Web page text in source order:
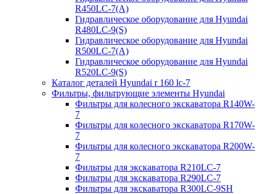
R450LC-7(A)
Гидравлическое оборудование для Hyundai
R480LC-9(S)
Гидравлическое оборудование для Hyundai
R500LC-7(A)
Гидравлическое оборудование для Hyundai
R520LC-9(S)
Каталог деталей Hyundai r 160 lc-7
Фильтры, фильтрующие элементы Hyundai
Фильтры для колесного экскаватора R140W-
7
Фильтры для колесного экскаватора R170W-
7
Фильтры для колесного экскаватора R200W-
7
Фильтры для экскаватора R210LC-7
Фильтры для экскаватора R290LC-7
Фильтры для экскаватора R300LC-9SH